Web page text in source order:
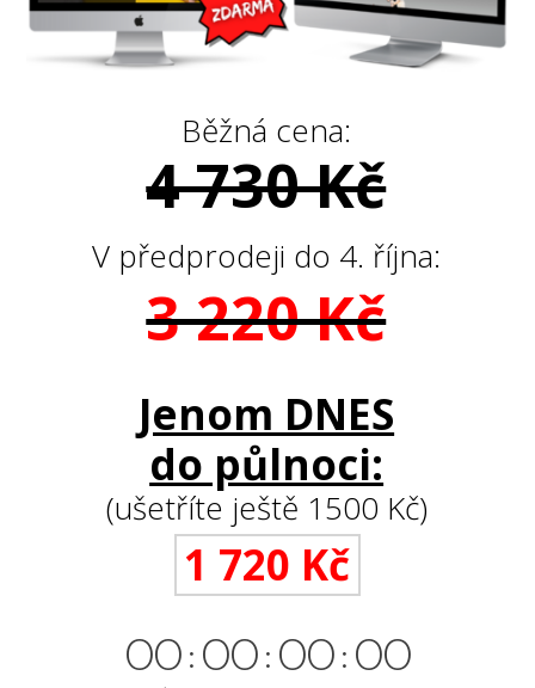
Běžná cena:
4 730 Kč
V předprodeji do 4. října:
3 220 Kč
Jenom DNES
do půlnoci:
(ušetříte ještě 1500 Kč)
1 720 Kč
00 00 00 00